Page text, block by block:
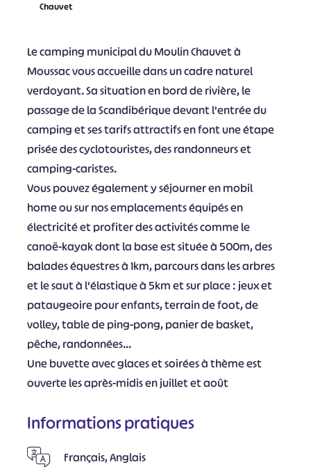
Chauvet
Le camping municipal du Moulin Chauvet à
Moussac vous accueille dans un cadre naturel
verdoyant. Sa situation en bord de rivière, le
passage de la Scandibérique devant l'entrée du
camping et ses tarifs attractifs en font une étape
prisée des cyclotouristes, des randonneurs et
camping-caristes.
Vous pouvez également y séjourner en mobil
home ou sur nos emplacements équipés en
électricité et profiter des activités comme le
canoë-kayak dont la base est située à 500m, des
balades équestres à 1km, parcours dans les arbres
et le saut à l'élastique à 5km et sur place : jeux et
pataugeoire pour enfants, terrain de foot, de
volley, table de ping-pong, panier de basket,
pêche, randonnées...
Une buvette avec glaces et soirées à thème est
ouverte les après-midis en juillet et août
Informations pratiques
Français, Anglais